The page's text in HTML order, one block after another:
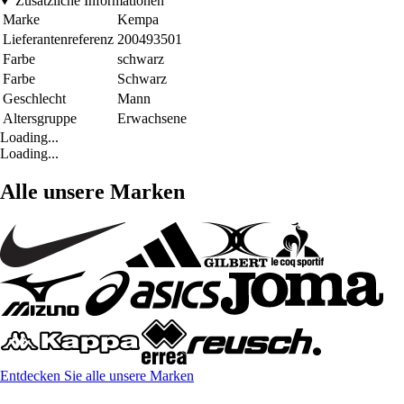
Marke
Kempa
Lieferantenreferenz 200493501
Farbe
schwarz
Farbe
Schwarz
Geschlecht
Mann
Altersgruppe
Erwachsene
Loading...
Loading...
Alle unsere Marken
Entdecken Sie alle unsere Marken